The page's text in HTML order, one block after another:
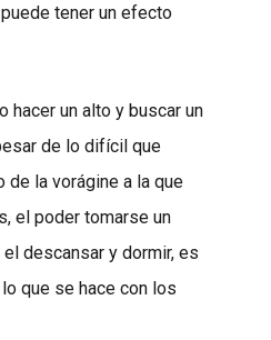
tener un efecto
hacer un alto y buscar un
de lo difícil que
de la vorágine a la que
el poder tomarse un
descansar y dormir, es
que se hace con los